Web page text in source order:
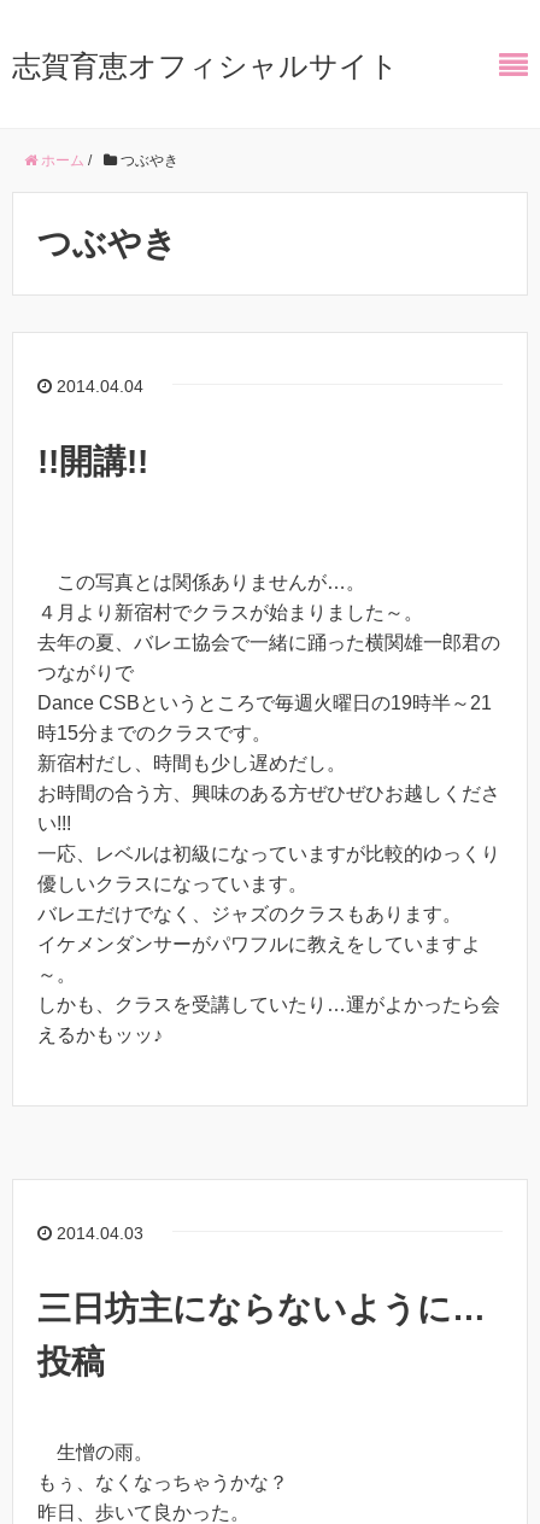
志賀育恵オフィシャルサイト
ホーム / つぶやき
つぶやき
2014.04.04
!!開講!!
この写真とは関係ありませんが…。
４月より新宿村でクラスが始まりました～。
去年の夏、バレエ協会で一緒に踊った横関雄一郎君の
つながりで
Dance CSBというところで毎週火曜日の19時半～21
時15分までのクラスです。
新宿村だし、時間も少し遅めだし。
お時間の合う方、興味のある方ぜひぜひお越しくださ
い!!!
一応、レベルは初級になっていますが比較的ゆっくり
優しいクラスになっています。
バレエだけでなく、ジャズのクラスもあります。
イケメンダンサーがパワフルに教えをしていますよ
～。
しかも、クラスを受講していたり…運がよかったら会
えるかもッッ♪
2014.04.03
三日坊主にならないように…
投稿
生憎の雨。
もぅ、なくなっちゃうかな？
昨日、歩いて良かった。